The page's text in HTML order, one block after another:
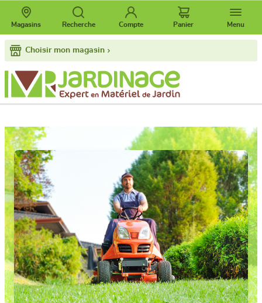
Choisir mon magasin
Magasins Recherche Compte Panier Menu